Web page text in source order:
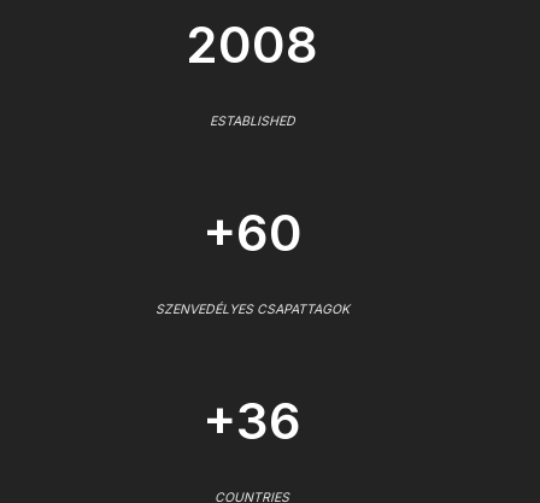
2008
ESTABLISHED
+60
SZENVEDÉLYES CSAPATTAGOK
+36
COUNTRIES